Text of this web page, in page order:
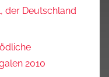
der Deutschland
2010